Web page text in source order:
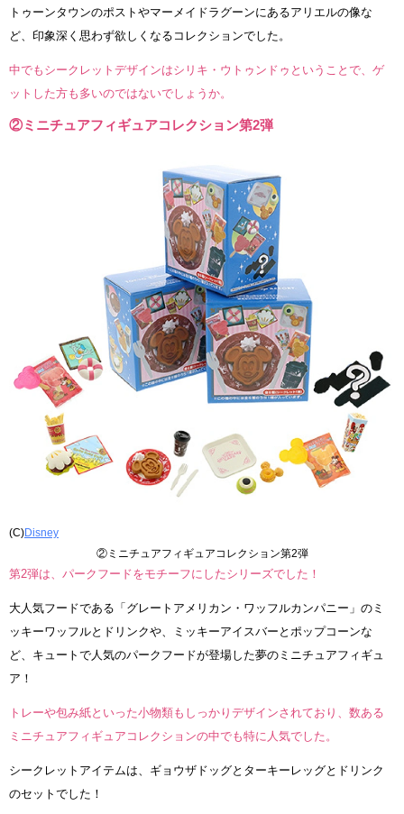
トゥーンタウンのポストやマーメイドラグーンにあるアリエルの像な
ど、印象深く思わず欲しくなるコレクションでした。
中でもシークレットデザインはシリキ・ウトゥンドゥということで、ゲ
ットした方も多いのではないでしょうか。
②ミニチュアフィギュアコレクション第2弾
(C)Disney
②ミニチュアフィギュアコレクション第2弾
第2弾は、パークフードをモチーフにしたシリーズでした！
大人気フードである「グレートアメリカン・ワッフルカンパニー」のミ
ッキーワッフルとドリンクや、ミッキーアイスバーとポップコーンな
ど、キュートで人気のパークフードが登場した夢のミニチュアフィギュ
ア！
トレーや包み紙といった小物類もしっかりデザインされており、数ある
ミニチュアフィギュアコレクションの中でも特に人気でした。
シークレットアイテムは、ギョウザドッグとターキーレッグとドリンク
のセットでした！